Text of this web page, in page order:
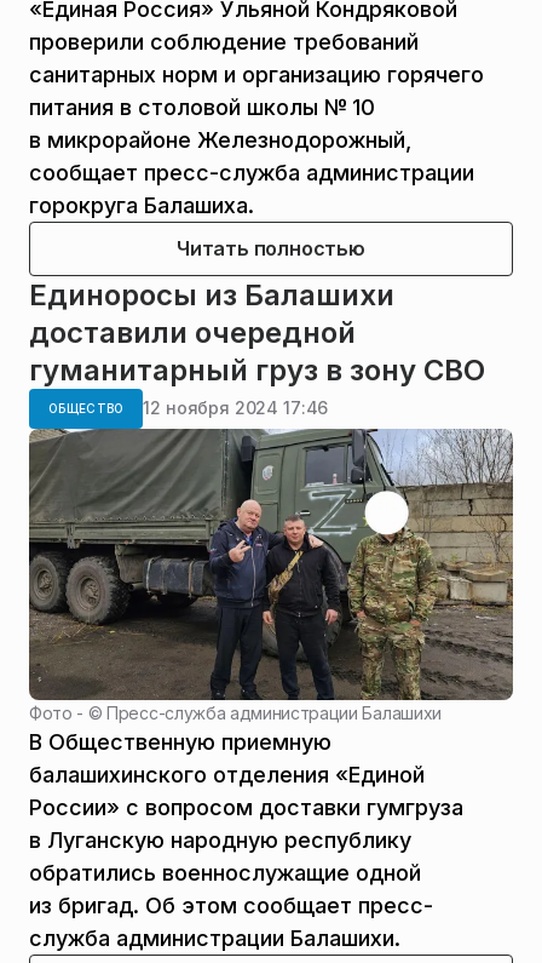
«Единая Россия» Ульяной Кондряковой
проверили соблюдение требований
санитарных норм и организацию горячего
питания в столовой школы № 10
в микрорайоне Железнодорожный,
сообщает пресс-служба администрации
горокруга Балашиха.
Читать полностью
Единоросы из Балашихи
доставили очередной
гуманитарный груз в зону СВО
ОБЩЕСТВО 12 ноября 2024 17:46
Фото - ©Пресс-служба администрации Балашихи
В Общественную приемную
балашихинского отделения «Единой
России» с вопросом доставки гумгруза
в Луганскую народную республику
обратились военнослужащие одной
из бригад. Об этом сообщает пресс-
служба администрации Балашихи.